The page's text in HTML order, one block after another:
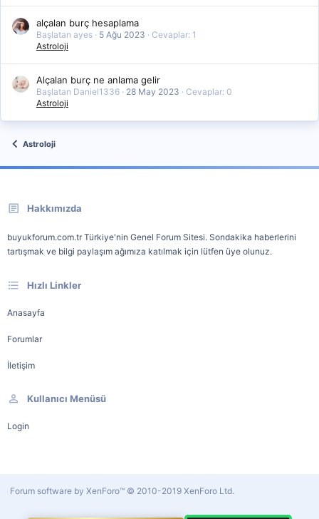
alçalan burç hesaplama
Başlatan ayes 5 Ağu 2023
Cevaplar: 1
Astroloji
Alçalan burç ne anlama gelir
Başlatan Daniel1336 28 May 2023
Cevaplar: 0
Astroloji
Astroloji
Hakkımızda
buyukforum.com.tr Türkiye'nin Genel Forum Sitesi. Sondakika haberlerini
tartışmak ve bilgi paylaşım ağımıza katılmak için lütfen üye olunuz.
Hızlı Linkler
Anasayfa
Forumlar
İletişim
Kullanıcı Menüsü
Login
Forum software by XenForo™ © 2010-2019 XenForo Ltd.